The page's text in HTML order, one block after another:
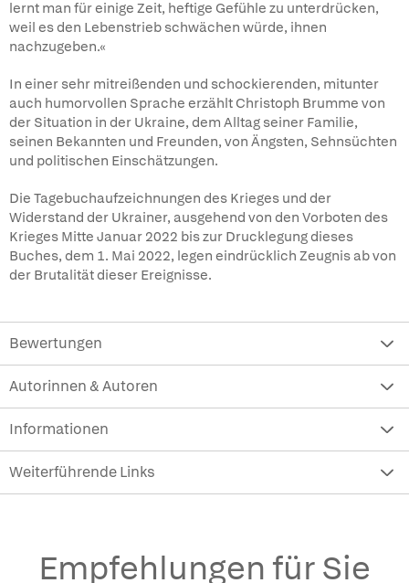
lernt man für einige Zeit, heftige Gefühle zu unterdrücken,
weil es den Lebenstrieb schwächen würde, ihnen
nachzugeben.«
In einer sehr mitreißenden und schockierenden, mitunter
auch humorvollen Sprache erzählt Christoph Brumme von
der Situation in der Ukraine, dem Alltag seiner Familie,
seinen Bekannten und Freunden, von Ängsten, Sehnsüchten
und politischen Einschätzungen.
Die Tagebuchaufzeichnungen des Krieges und der
Widerstand der Ukrainer, ausgehend von den Vorboten des
Krieges Mitte Januar 2022 bis zur Drucklegung dieses
Buches, dem 1. Mai 2022, legen eindrücklich Zeugnis ab von
der Brutalität dieser Ereignisse.
Bewertungen
Autorinnen & Autoren
Informationen
Weiterführende Links
Empfehlungen für Sie